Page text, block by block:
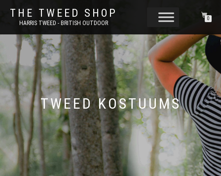
THE TWEED SHOP
HARRIS TWEED - BRITISH OUTDOOR
0
TWEED KOSTUUMS